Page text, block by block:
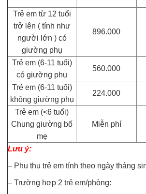
Trẻ em từ 12 tuổi
trở lên ( tính như
người lớn ) có
giường phụ
896.000
Trẻ em (6-11 tuổi)
có giường phụ
560.000
Trẻ em (6-11 tuổi)
không giường phụ
224.000
Trẻ em (<6 tuổi)
Chung giường bố
mẹ
Miễn phí
Lưu ý:
– Phụ thu trẻ em tính theo ngày tháng
– Trường hợp 2 trẻ em/phòng: